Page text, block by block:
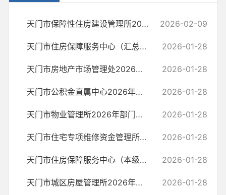
天门市保障性住房建设管理所2026年部门预算 2026-02-09
天门市住房保障服务中心（汇总）2026年部门预算公开 2026-01-28
天门市房地产市场管理处2026年部门预算公开 2026-01-28
天门市公积金直属中心2026年部门预算公开 2026-01-28
天门市物业管理所2026年部门预算公开 2026-01-28
天门市住宅专项维修资金管理所2026年部门预算公开 2026-01-28
天门市住房保障服务中心（本级）2026年部门预算公开 2026-01-28
天门市城区房屋管理所2026年部门预算公开 2026-01-28